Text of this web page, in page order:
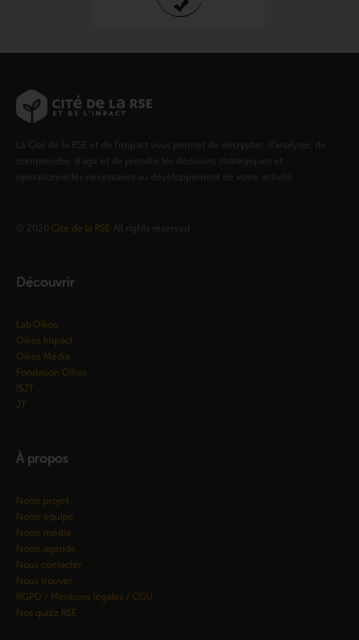
La Cité de la RSE et de l’impact vous permet de décrypter, d’analyser, de
comprendre, d’agir et de prendre les décisions stratégiques et
opérationnelles nécessaires au développement de votre activité.
© 2020 Cité de la RSE All rights reserved
Découvrir
Lab'Oïkos
Oïkos Impact
Oïkos Média
Fondation Oïkos
ISJT
JT
À propos
Notre projet
Notre équipe
Notre média
Notre agenda
Nous contacter
Nous trouver
RGPD / Mentions légales / CGU
Nos quizz RSE